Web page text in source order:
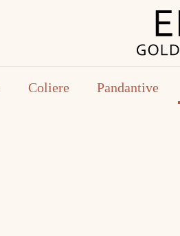
Coliere Pandantive